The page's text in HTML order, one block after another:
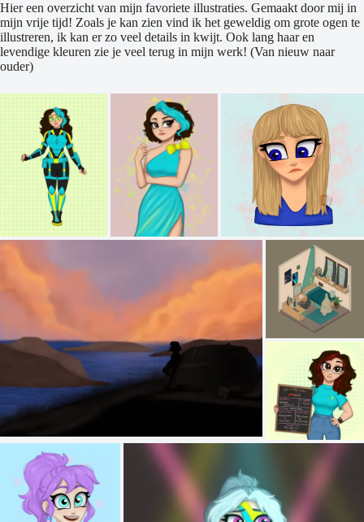
Hier een overzicht van mijn favoriete illustraties. Gemaakt door mij in
mijn vrije tijd! Zoals je kan zien vind ik het geweldig om grote ogen te
illustreren, ik kan er zo veel details in kwijt. Ook lang haar en
levendige kleuren zie je veel terug in mijn werk! (Van nieuw naar
ouder)